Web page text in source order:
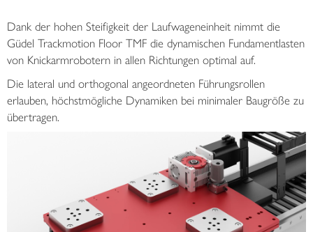
Dank der hohen Steifigkeit der Laufwageneinheit nimmt die
Güdel Trackmotion Floor TMF die dynamischen Fundamentlasten
von Knickarmrobotern in allen Richtungen optimal auf.
Die lateral und orthogonal angeordneten Führungsrollen
erlauben, höchstmögliche Dynamiken bei minimaler Baugröße zu
übertragen.